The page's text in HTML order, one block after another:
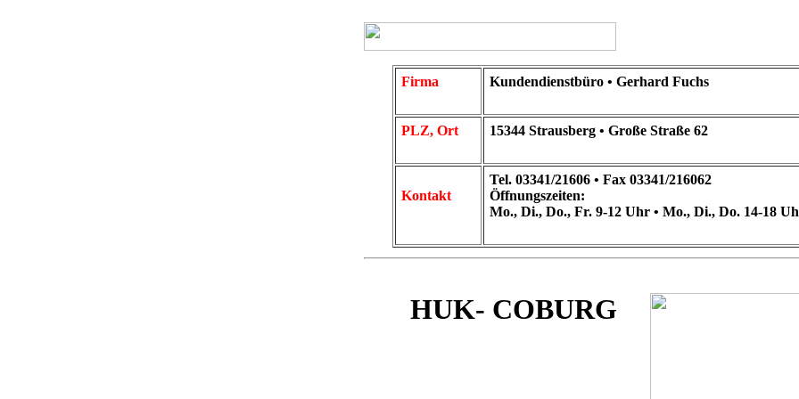
Firma Kundendienstbüro • Gerhard Fuchs
PLZ, Ort 15344 Strausberg • Große Straße 62
Kontakt
Tel. 03341/21606 • Fax 03341/216062
Öffnungszeiten:
Mo., Di., Do., Fr. 9-12 Uhr • Mo., Di., Do. 14-18
HUK- COBURG